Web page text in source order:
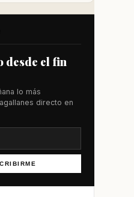
desde el fin
lo más
directo en